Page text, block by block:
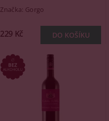
Značka: Gorgo
229 Kč